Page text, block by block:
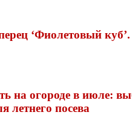
‘Фиолетовый
на огороде в июле:
летнего посева